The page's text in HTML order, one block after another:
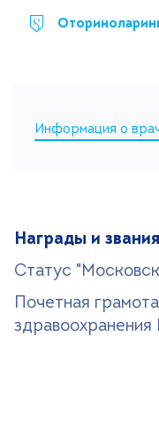
Медицинский туризм
Записаться на
Информация о
Награды и
Статус
Почетная